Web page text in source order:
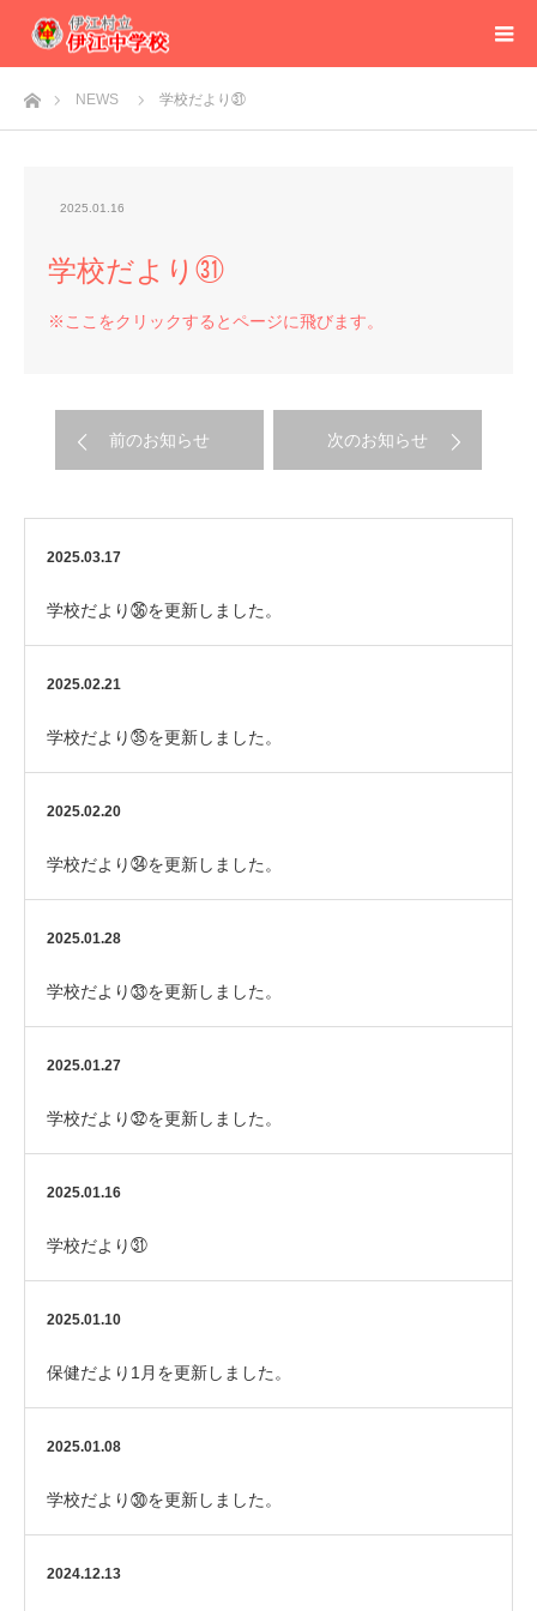
ホームNEWS 学校だより㉛
2025.01.16
学校だより㉛
※ここをクリックするとページに飛びます。
前のお知らせ 次のお知らせ
2025.03.17
学校だより㊱を更新しました。
2025.02.21
学校だより㉟を更新しました。
2025.02.20
学校だより㉞を更新しました。
2025.01.28
学校だより㉝を更新しました。
2025.01.27
学校だより㉜を更新しました。
2025.01.16
学校だより㉛
2025.01.10
保健だより1月を更新しました。
2025.01.08
学校だより㉚を更新しました。
2024.12.13